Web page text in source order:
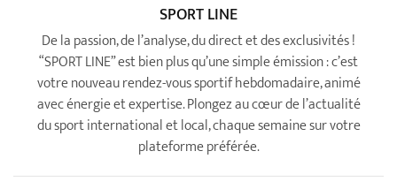
SPORT LINE
De la passion, de l’analyse, du direct et des exclusivités !
“SPORT LINE” est bien plus qu’une simple émission : c’est
votre nouveau rendez-vous sportif hebdomadaire, animé
avec énergie et expertise. Plongez au cœur de l’actualité
du sport international et local, chaque semaine sur votre
plateforme préférée.